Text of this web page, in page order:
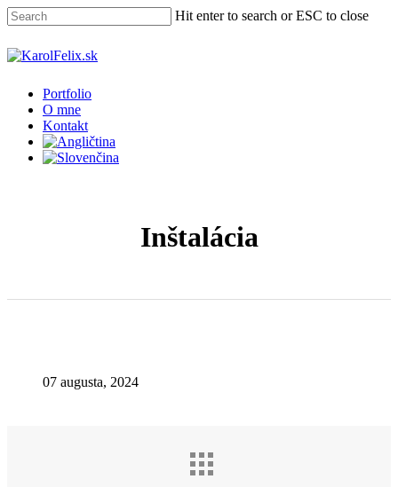
Skip
to
main
content
Hit enter to search or ESC to close
Close
Menu
Portfolio
O mne
Kontakt
Inštalácia
07 augusta, 2024